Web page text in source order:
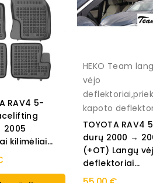
RAV4 5-
2005
kilimėliai...
HEKO Team
vėjo
kapoto
TOYOTA RAV4 5
durų 2000 →
(+OT) Langų
deflektoriai...